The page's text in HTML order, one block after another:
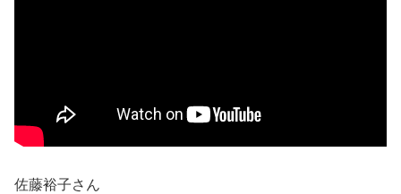
佐藤裕子さん